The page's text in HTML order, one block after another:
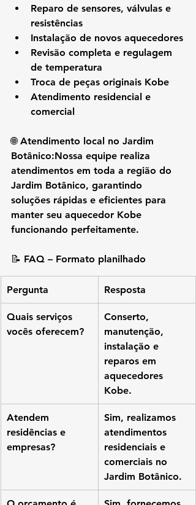
Reparo de sensores, válvulas e
resistências
Instalação de novos aquecedores
Revisão completa e regulagem
de temperatura
Troca de peças originais Kobe
Atendimento residencial e
comercial
🌐 Atendimento local no Jardim
Botânico:Nossa equipe realiza
atendimentos em toda a região do
Jardim Botânico, garantindo
soluções rápidas e eficientes para
manter seu aquecedor Kobe
funcionando perfeitamente.
📝 FAQ – Formato planilhado
Pergunta Resposta
Quais serviços
vocês oferecem?
Conserto,
manutenção,
instalação e
reparos em
aquecedores
Kobe.
Atendem
residências e
empresas?
Sim, realizamos
atendimentos
residenciais e
comerciais no
Jardim Botânico.